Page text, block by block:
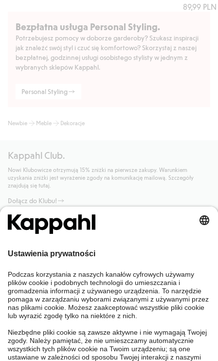
89,99 PLN
Bezpłatna usługa Personal Styling.
Potrzebujesz pomocy w doborze garderoby? Szukasz inspiracji
jak znaleźć swój styl i czuć się komfortowo? Skorzystaj z naszej
bezpłatnej, godzinnej usługi osobistego stylisty w jednym z
wybranych sklepów Kappahl.
Personal Styling
Newbie Meble Dekoracje
Kappahl Club.
Nowi Klubowicze otrzymują 15% zniżki na pierwsze zakupy. Warunkiem
uzyskania zniżki jest wyrażenie zgody na komunikację mailową. Szczegóły
znajdują się tutaj.
Dołącz do Klubu!
Potrzebujesz pomocy?
Sklep internetowy
Częste pytania
Kappahl Club
Mój profil
O nas